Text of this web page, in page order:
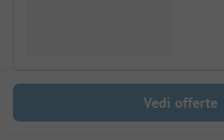
Vedi offerte